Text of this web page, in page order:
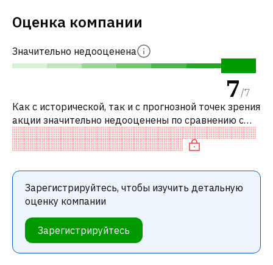
Оценка компании
Значительно недооценена
7/7
Как с исторической, так и с прогнозной точек зрения
акции значительно недооценены по сравнению с
аналогичными акциями.
Зарегистрируйтесь, чтобы изучить детальную
оценку компании
Зарегистрируйтесь